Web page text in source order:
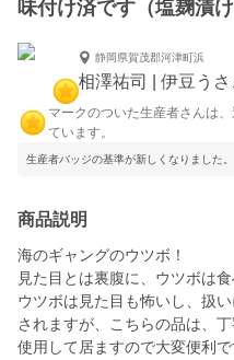
味付け済です（塩麹漬け
静岡県賀茂郡河津町浜
相澤祐司 | 伊豆う
マークのついた生産者さんは
ています。
生産者バッジの基準が新しくなりました。
商品説明
海のギャングのウツボ！
見た目とは裏腹に、ウツボは
ウツボは見た目も怖いし、扱
されますが、こちらの品は、
使用して居ますので大変便利